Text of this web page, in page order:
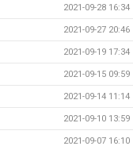
2021-09-28 16:34
2021-09-27 20:46
2021-09-19 17:34
2021-09-15 09:59
2021-09-14 11:14
2021-09-10 13:59
2021-09-07 16:10